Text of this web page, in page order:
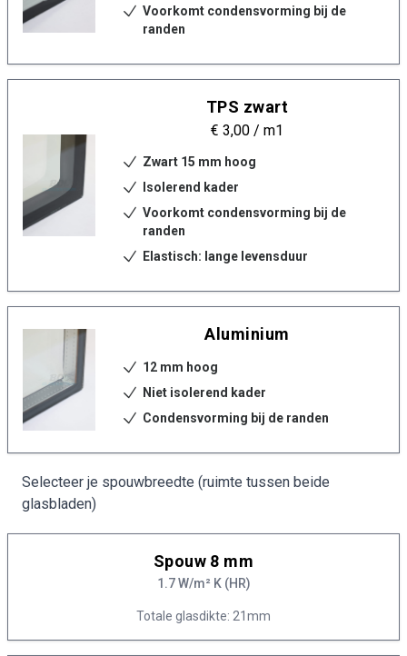
Voorkomt condensvorming bij de
randen
TPS zwart
€ 3,00 / m1
Zwart 15 mm hoog
Isolerend kader
Voorkomt condensvorming bij de
randen
Elastisch: lange levensduur
Aluminium
12 mm hoog
Niet isolerend kader
Condensvorming bij de randen
Selecteer je spouwbreedte (ruimte tussen beide
glasbladen)
Spouw 8 mm
1.7 W/m² K (HR)
Totale glasdikte: 21mm